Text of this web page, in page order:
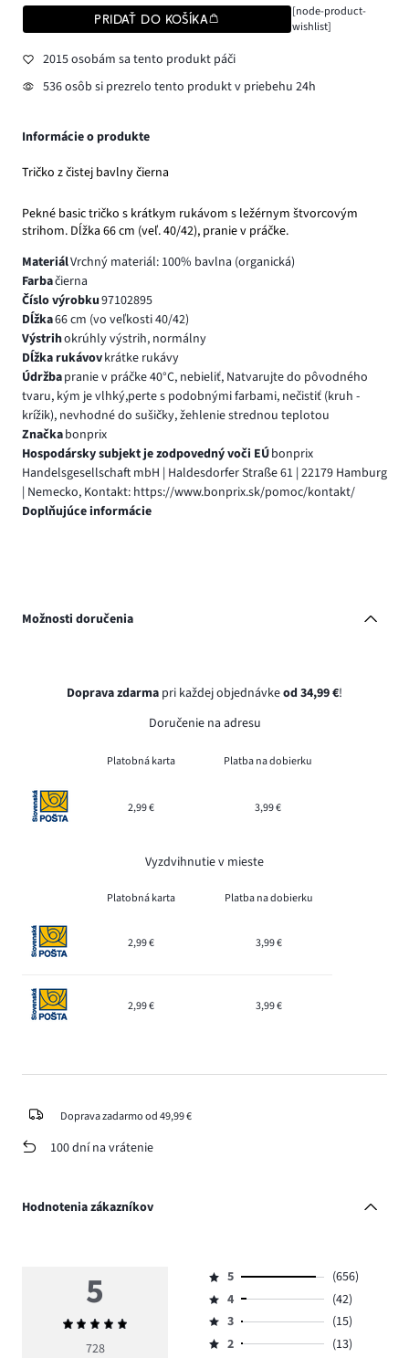
PRIDAŤ DO KOŠÍKA
[node-product-
wishlist]
2015 osobám sa tento produkt páči
536 osôb si prezrelo tento produkt v priebehu 24h
Informácie o produkte
Tričko z čistej bavlny čierna
Pekné basic tričko s krátkym rukávom s ležérnym štvorcovým
strihom. Dĺžka 66 cm (veľ. 40/42), pranie v práčke.
MateriálVrchný materiál: 100% bavlna (organická)
Farbačierna
Číslo výrobku97102895
Dĺžka66 cm (vo veľkosti 40/42)
Výstrihokrúhly výstrih, normálny
Dĺžka rukávovkrátke rukávy
Údržbapranie v práčke 40°C, nebieliť, Natvarujte do pôvodného
tvaru, kým je vlhký,perte s podobnými farbami, nečistiť (kruh -
krížik), nevhodné do sušičky, žehlenie strednou teplotou
Značkabonprix
Hospodársky subjekt je zodpovedný voči EÚbonprix
Handelsgesellschaft mbH | Haldesdorfer Straße 61 | 22179 Hamburg
| Nemecko, Kontakt: https://www.bonprix.sk/pomoc/kontakt/
Doplňujúce informácie
Možnosti doručenia
Doprava zdarma pri každej objednávkeod 34,99 €!
Doručenie na adresu
Platobná karta Platba na dobierku
2,99 € 3,99 €
Vyzdvihnutie v mieste
Platobná karta Platba na dobierku
2,99 € 3,99 €
2,99 € 3,99 €
Doprava zadarmo od 49,99 €
100 dní na vrátenie
Hodnotenia zákazníkov
5
Priemerné
hodnotenie
728
Hodnotenie
5,
počet
hlasov
5
(656)
Hodnotenie
4,
počet
4
(42)
Hodnotenie
3,
3
(15)
Hodnotenie
2
(13)